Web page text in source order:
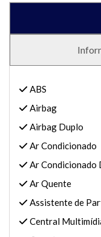
ABS
Airbag
Airbag Duplo
Ar Condicionado
Ar Condicionado
Ar Quente
Assistente de
Central